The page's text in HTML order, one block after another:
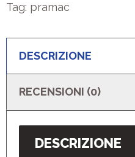
Tag: pramac
DESCRIZIONE
RECENSIONI (0)
DESCRIZIONE